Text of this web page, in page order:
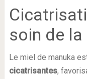
soin de la
Le miel de manuka
cicatrisantes,